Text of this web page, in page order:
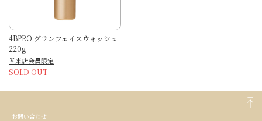
4BPRO グランフェイスウォッシュ
220g
￥来店会員限定
SOLD OUT
お問い合わせ